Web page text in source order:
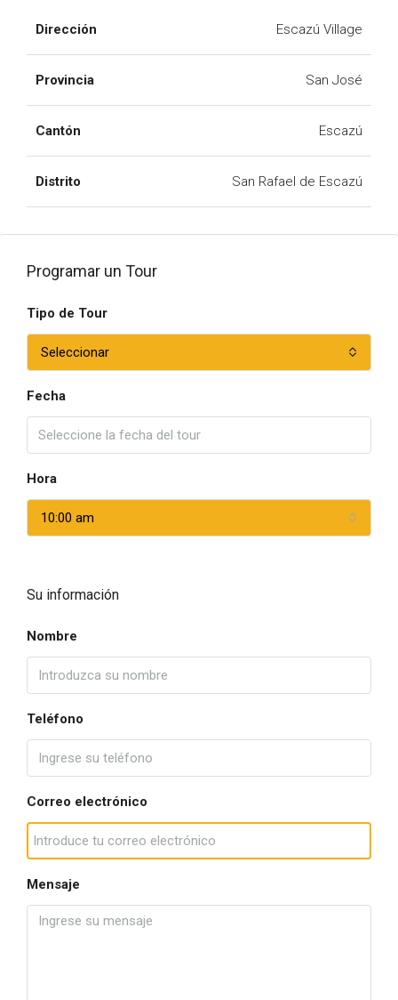
Dirección Escazú Village
Provincia San José
Cantón Escazú
Distrito San Rafael de Escazú
Programar un Tour
Tipo de Tour
Seleccionar
Fecha
Hora
10:00 am
Su información
Nombre
Teléfono
Correo electrónico
Mensaje